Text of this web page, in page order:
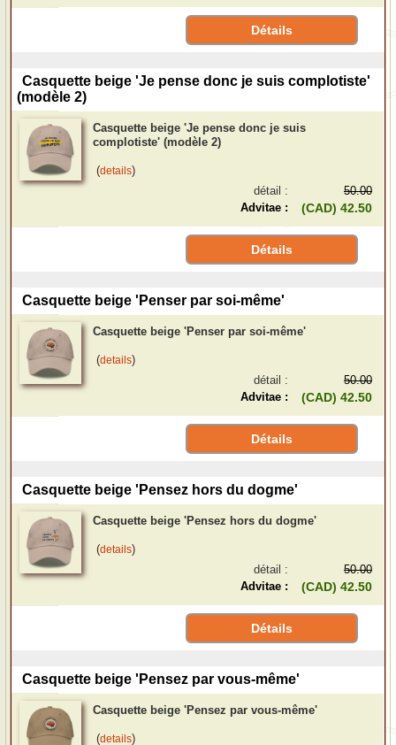
Détails
Casquette beige 'Je pense donc je suis complotiste'
(modèle 2)
Casquette beige 'Je pense donc je suis
complotiste' (modèle 2)
(details)
détail :
50.00
Advitae :
(CAD) 42.50
Détails
Casquette beige 'Penser par soi-même'
Casquette beige 'Penser par soi-même'
(details)
détail :
50.00
Advitae :
(CAD) 42.50
Détails
Casquette beige 'Pensez hors du dogme'
Casquette beige 'Pensez hors du dogme'
(details)
détail :
50.00
Advitae :
(CAD) 42.50
Détails
Casquette beige 'Pensez par vous-même'
Casquette beige 'Pensez par vous-même'
(details)